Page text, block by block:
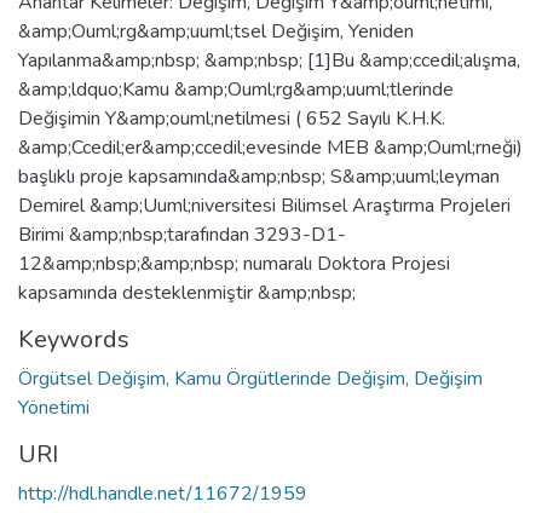
&amp;Ouml;rg&amp;uuml;tsel Değişim, Yeniden
Yapılanma&amp;nbsp; &amp;nbsp; [1]Bu &amp;ccedil;alışma,
&amp;ldquo;Kamu &amp;Ouml;rg&amp;uuml;tlerinde
Değişimin Y&amp;ouml;netilmesi ( 652 Sayılı K.H.K.
&amp;Ccedil;er&amp;ccedil;evesinde MEB &amp;Ouml;rneği)
başlıklı proje kapsamında&amp;nbsp; S&amp;uuml;leyman
Demirel &amp;Uuml;niversitesi Bilimsel Araştırma Projeleri
Birimi &amp;nbsp;tarafından 3293-D1-
12&amp;nbsp;&amp;nbsp; numaralı Doktora Projesi
kapsamında desteklenmiştir &amp;nbsp;
Keywords
Örgütsel Değişim, Kamu Örgütlerinde Değişim, Değişim
Yönetimi
URI
http://hdl.handle.net/11672/1959